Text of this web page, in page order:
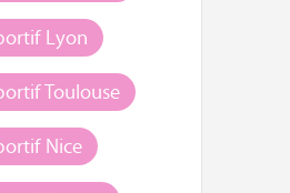
Lyon
Toulouse
Nice